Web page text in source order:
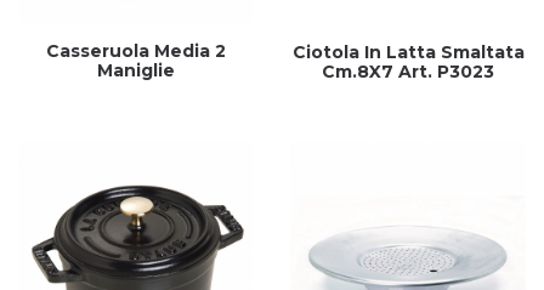
Casseruola Media 2
Maniglie
Ciotola In Latta Smaltata
Cm.8X7 Art. P3023